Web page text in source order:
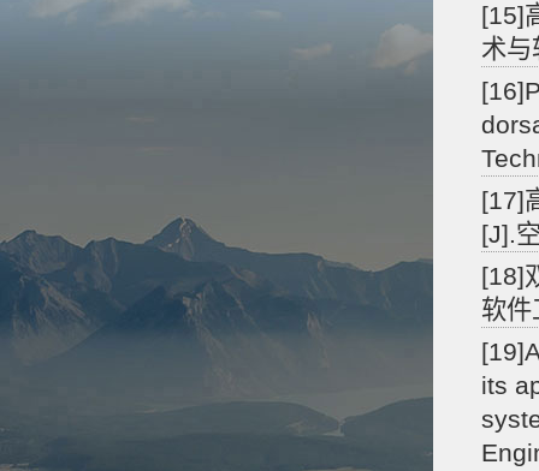
[15]
术与
[17]
[J].
[18]
软
its